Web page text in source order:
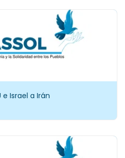
e Israel a Irán